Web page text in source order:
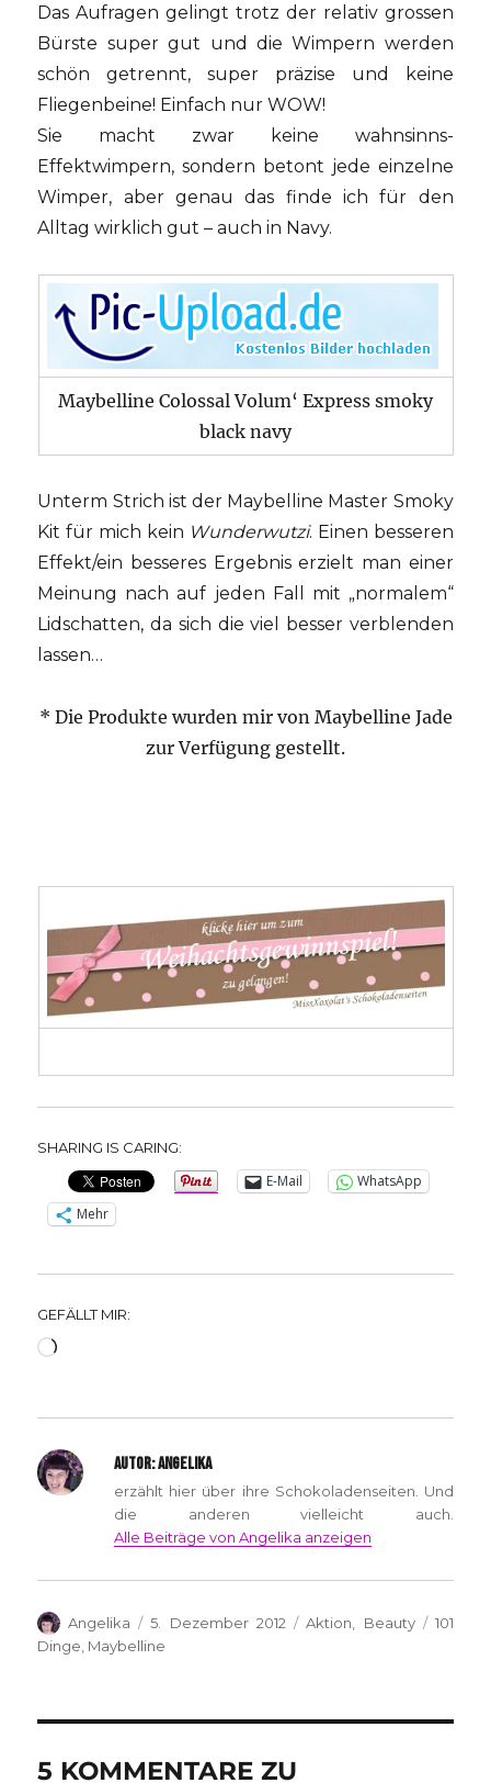
Das Aufragen gelingt trotz der relativ grossen
Bürste super gut und die Wimpern werden
schön getrennt, super präzise und keine
Fliegenbeine! Einfach nur WOW!
Sie macht zwar keine wahnsinns-
Effektwimpern, sondern betont jede einzelne
Wimper, aber genau das finde ich für den
Alltag wirklich gut – auch in Navy.
Maybelline Colossal Volum‘ Express smoky
black navy
Unterm Strich ist der Maybelline Master Smoky
Kit für mich kein Wunderwutzi. Einen besseren
Effekt/ein besseres Ergebnis erzielt man einer
Meinung nach auf jeden Fall mit „normalem“
Lidschatten, da sich die viel besser verblenden
lassen…
* Die Produkte wurden mir von Maybelline Jade
zur Verfügung gestellt.
SHARING IS CARING:
E-Mail
WhatsApp
Mehr
GEFÄLLT MIR:
Wird
AUTOR:ANGELIKA
erzählt hier über ihre Schokoladenseiten. Und
die anderen vielleicht auch.
Alle Beiträge von Angelika anzeigen
Autor
Angelika
Veröffentlicht
am
5. Dezember 2012 Kategorien
Aktion Beauty
101
Dinge Maybelline
5 KOMMENTARE ZU